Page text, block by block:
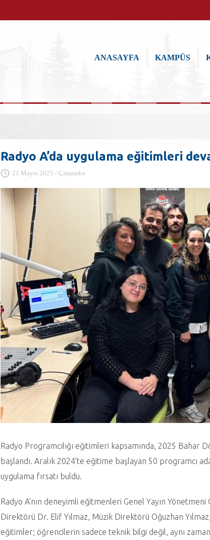
ANASAYFA KAMPÜS
Radyo A’da uygulama eğitimleri
21 Mayıs 2025 / Çarşamba
Radyo Programcılığı eğitimleri kapsamında, 2025
başlandı. Aralık 2024'te eğitime başlayan 50 programcı
uygulama fırsatı buldu.
Radyo A'nın deneyimli eğitmenleri Genel Yayın
Direktörü Dr. Elif Yılmaz, Müzik Direktörü Oğuzhan
eğitimler; öğrencilerin sadece teknik bilgi değil, aynı